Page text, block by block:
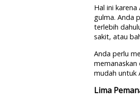
Hal ini
gulma. Anda
terlebih
sakit, atau
Anda perlu
mudah untuk
Lima